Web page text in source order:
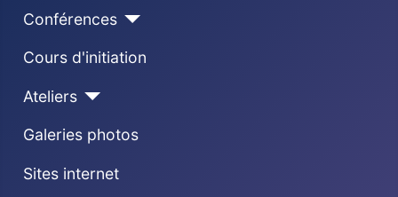
Conférences
Cours d'initiation
Ateliers
Galeries photos
Sites internet